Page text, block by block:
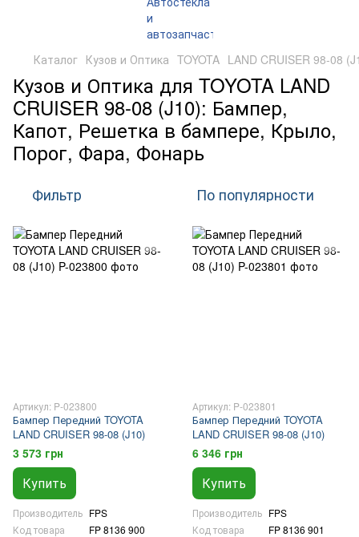
Каталог Кузов и Оптика TOYOTA LAND CRUISER 98-08
Кузов и Оптика для TOYOTA LAND
CRUISER 98-08 (J10): Бампер,
Капот, Решетка в бампере, Крыло,
Порог, Фара, Фонарь
Фильтр По популярности
Артикул: P-023800
Бампер Передний TOYOTA
LAND CRUISER 98-08 (J10)
3 573 грн
Купить
Производитель FPS
Код товара
FP 8136 900
Артикул: P-023801
Бампер Передний TOYOTA
LAND CRUISER 98-08 (J10)
6 346 грн
Купить
Производитель FPS
Код товара
FP 8136 901